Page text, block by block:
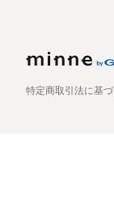
特定商取引法に基